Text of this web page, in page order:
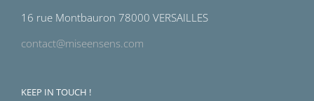
16 rue Montbauron 78000 VERSAILLES
contact@miseensens.com
KEEP IN TOUCH !